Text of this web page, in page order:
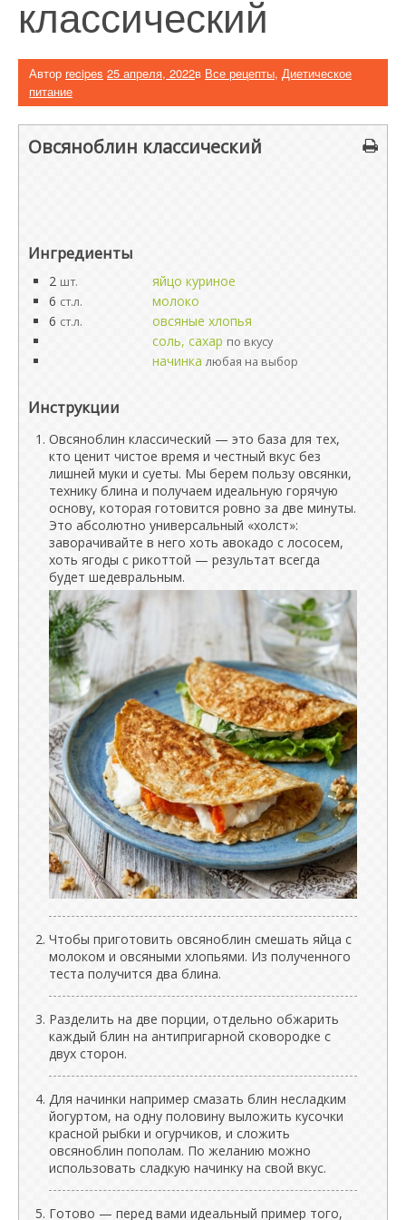
классический
Автор recipes 25 апреля, 2022в Все рецепты, Диетическое
питание
Овсяноблин классический
Ингредиенты
2 шт.
яйцо куриное
6 ст.л.
молоко
6 ст.л.
овсяные хлопья
соль, сахар по вкусу
начинка любая на выбор
Инструкции
Овсяноблин классический — это база для тех,
кто ценит чистое время и честный вкус без
лишней муки и суеты. Мы берем пользу овсянки,
технику блина и получаем идеальную горячую
основу, которая готовится ровно за две минуты.
Это абсолютно универсальный «холст»:
заворачивайте в него хоть авокадо с лососем,
хоть ягоды с рикоттой — результат всегда
будет шедевральным.
Чтобы приготовить овсяноблин смешать яйца с
молоком и овсяными хлопьями. Из полученного
теста получится два блина.
Разделить на две порции, отдельно обжарить
каждый блин на антипригарной сковородке с
двух сторон.
Для начинки например смазать блин несладким
йогуртом, на одну половину выложить кусочки
красной рыбки и огурчиков, и сложить
овсяноблин пополам. По желанию можно
использовать сладкую начинку на свой вкус.
Готово — перед вами идеальный пример того,